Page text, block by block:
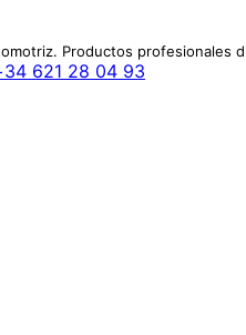
Productos profesionales
621 28 04 93